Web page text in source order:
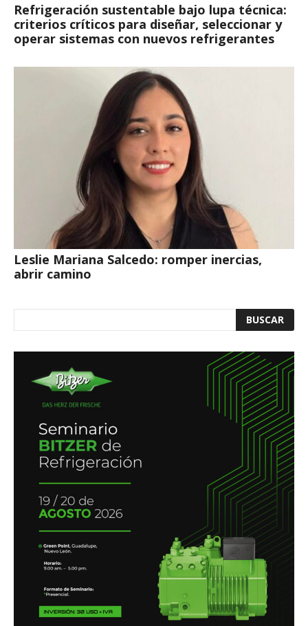
Refrigeración sustentable bajo lupa técnica:
criterios críticos para diseñar, seleccionar y
operar sistemas con nuevos refrigerantes
Leslie Mariana Salcedo: romper inercias,
abrir camino